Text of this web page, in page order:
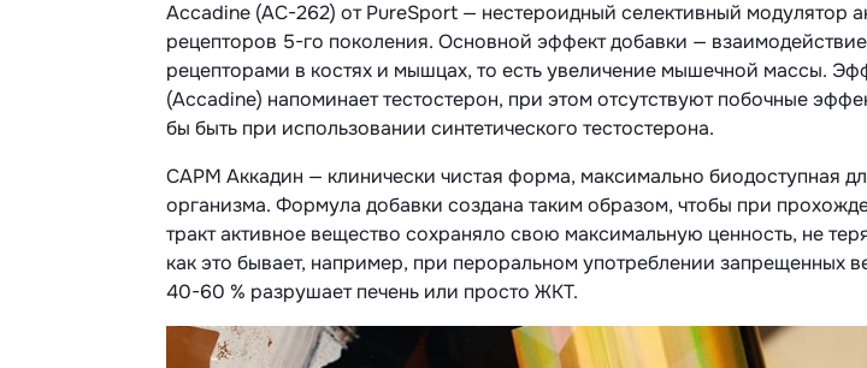
Accadine (AC-262) от PureSport — нестероидный селективный модулятор
рецепторов 5-го поколения. Основной эффект добавки —
рецепторами в костях и мышцах, то есть увеличение мышечной массы.
(Accadine) напоминает тестостерон, при этом отсутствуют побочные
бы быть при использовании синтетического тестостерона.
САРМ Аккадин — клинически чистая форма, максимально биодоступная
организма. Формула добавки создана таким образом, чтобы при
тракт активное вещество сохраняло свою максимальную ценность, не
как это бывает, например, при пероральном употреблении запрещенных
40-60 % разрушает печень или просто ЖКТ.